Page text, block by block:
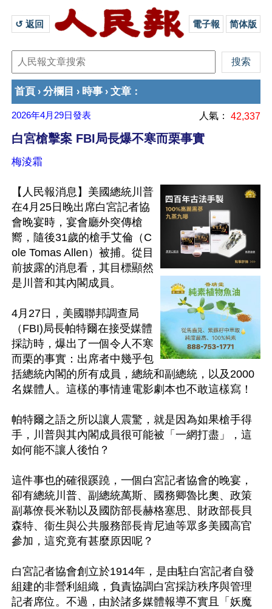
↺ 返回 電子報 简体版
首頁 › 分欄目 › 時事 › 文章 ：
2026年4月29日發表 人氣： 42,337
白宮槍擊案 FBI局長爆不寒而栗事實
梅淩霜
【人民報消息】美國總統川普
在4月25日晚出席白宮記者協
會晚宴時，宴會廳外突傳槍
嚮，隨後31歲的槍手艾倫（C
ole Tomas Allen）被捕。從目
前披露的消息看，其目標顯然
是川普和其內閣成員。
4月27日，美國聯邦調查局
（FBI)局長帕特爾在接受媒體
採訪時，爆出了一個令人不寒
而栗的事實：出席者中幾乎包
括總統內閣的所有成員，總統和副總統，以及2000
名媒體人。這樣的事情連電影劇本也不敢這樣寫！
帕特爾之語之所以讓人震驚，就是因為如果槍手得
手，川普與其內閣成員很可能被「一網打盡」，這
如何能不讓人後怕？
這件事也的確很蹊蹺，一個白宮記者協會的晚宴，
卻有總統川普、副總統萬斯、國務卿魯比奧、政策
副幕僚長米勒以及國防部長赫格塞思、財政部長貝
森特、衞生與公共服務部長肯尼迪等眾多美國高官
參加，這究竟有甚麼原因呢？
白宮記者協會創立於1914年，是由駐白宮記者自發
組建的非營利組織，負責協調白宮採訪秩序與管理
記者席位。不過，由於諸多媒體報導不實且「妖魔